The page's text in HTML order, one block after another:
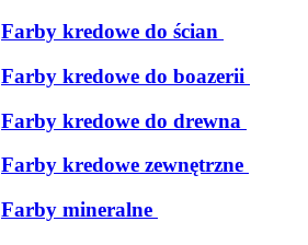
Farby kredowe do ścian
Farby kredowe do boazerii
Farby kredowe do drewna
Farby kredowe zewnętrzne
Farby mineralne